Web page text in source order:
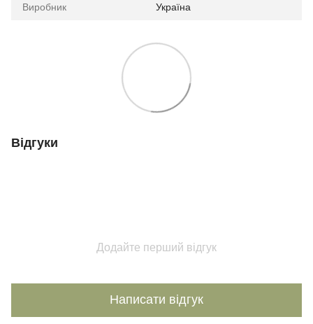
Виробник Україна
Відгуки
Додайте перший відгук
Написати відгук